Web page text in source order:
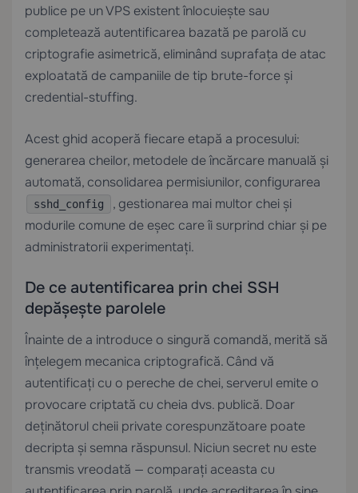
publice pe un VPS existent înlocuiește sau
completează autentificarea bazată pe parolă cu
criptografie asimetrică, eliminând suprafața de atac
exploatată de campaniile de tip brute-force și
credential-stuffing.
Acest ghid acoperă fiecare etapă a procesului:
generarea cheilor, metodele de încărcare manuală și
automată, consolidarea permisiunilor, configurarea
sshd_config
, gestionarea mai multor chei și
modurile comune de eșec care îi surprind chiar și pe
administratorii experimentați.
De ce autentificarea prin chei SSH
depășește parolele
Înainte de a introduce o singură comandă, merită să
înțelegem mecanica criptografică. Când vă
autentificați cu o pereche de chei, serverul emite o
provocare criptată cu cheia dvs. publică. Doar
deținătorul cheii private corespunzătoare poate
decripta și semna răspunsul. Niciun secret nu este
transmis vreodată — comparați aceasta cu